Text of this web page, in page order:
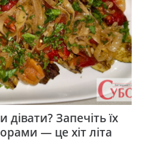
Запечіть їх
— це хіт літа